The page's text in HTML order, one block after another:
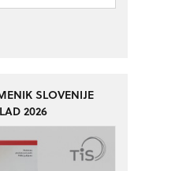
SLOVENIJE
2026